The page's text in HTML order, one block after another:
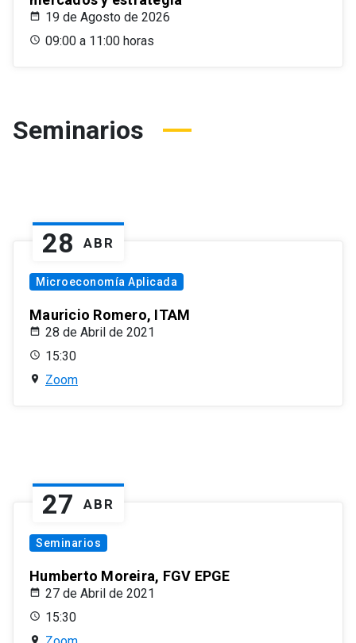
19 de Agosto de 2026
09:00 a 11:00 horas
Seminarios
28 ABR
Microeconomía Aplicada
Mauricio Romero, ITAM
28 de Abril de 2021
15:30
Zoom
27 ABR
Seminarios
Humberto Moreira, FGV EPGE
27 de Abril de 2021
15:30